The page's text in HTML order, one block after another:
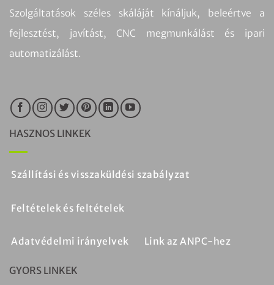
Szolgáltatások széles skáláját kínáljuk, beleértve a
fejlesztést, javítást, CNC megmunkálást és ipari
automatizálást.
HASZNOS LINKEK
Szállítási és visszaküldési szabályzat
Feltételek és feltételek
Adatvédelmi irányelvek Link az ANPC-hez
GYORS LINKEK